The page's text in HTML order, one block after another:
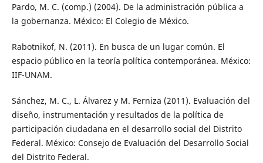
Pardo, M. C. (comp.) (2004). De la administración pública a
la gobernanza. México: El Colegio de México.
Rabotnikof, N. (2011). En busca de un lugar común. El
espacio público en la teoría política contemporánea. México:
IIF-UNAM.
Sánchez, M. C., L. Álvarez y M. Ferniza (2011). Evaluación del
diseño, instrumentación y resultados de la política de
participación ciudadana en el desarrollo social del Distrito
Federal. México: Consejo de Evaluación del Desarrollo Social
del Distrito Federal.